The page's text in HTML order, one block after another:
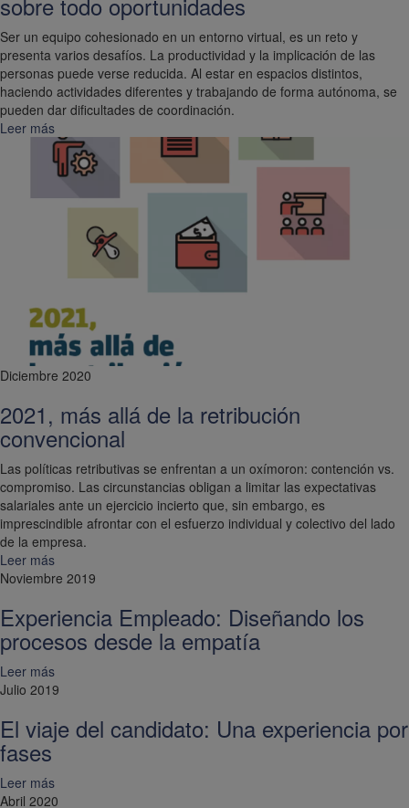
Ser un equipo cohesionado en un entorno virtual, es un reto y
presenta varios desafíos. La productividad y la implicación de las
personas puede verse reducida. Al estar en espacios distintos,
haciendo actividades diferentes y trabajando de forma autónoma, se
pueden dar dificultades de coordinación.
Leer más
Diciembre 2020
2021, más allá de la retribución
convencional
Las políticas retributivas se enfrentan a un oxímoron: contención vs.
compromiso. Las circunstancias obligan a limitar las expectativas
salariales ante un ejercicio incierto que, sin embargo, es
imprescindible afrontar con el esfuerzo individual y colectivo del lado
de la empresa.
Leer más
Noviembre 2019
Experiencia Empleado: Diseñando los
procesos desde la empatía
Leer más
Julio 2019
El viaje del candidato: Una experiencia por
fases
Leer más
Abril 2020